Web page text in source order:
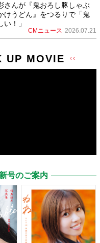
さんが『鬼おろし豚しゃぶ
けうどん』をつるりで「鬼
い！」
CMニュース 2026.07.21
UP MOVIE
号のご案内